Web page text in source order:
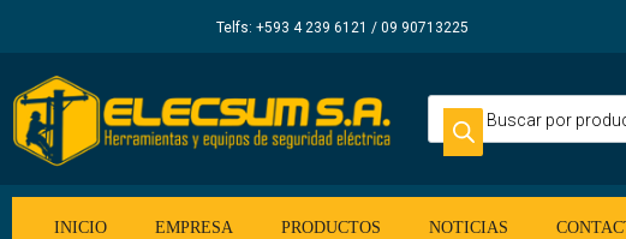
Telfs: +593 4 239 6121 / 09 90713225
INICIO EMPRESA PRODUCTOS NOTICIAS